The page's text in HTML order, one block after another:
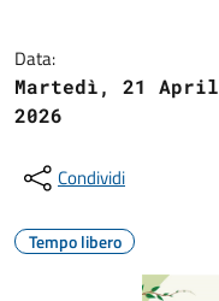
Data:
Martedì, 21
2026
Condividi
Tempo libero